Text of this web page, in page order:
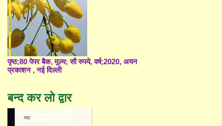
पृष्ठ;80 पेपर बैक, मूल्य; सौ रुपये, वर्ष;2020, अयन
प्रकाशन , नई दिल्ली
बन्द कर लो द्वार